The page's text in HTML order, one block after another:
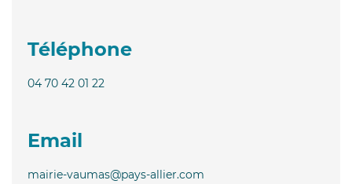
Téléphone
04 70 42 01 22
Email
mairie-vaumas@pays-allier.com